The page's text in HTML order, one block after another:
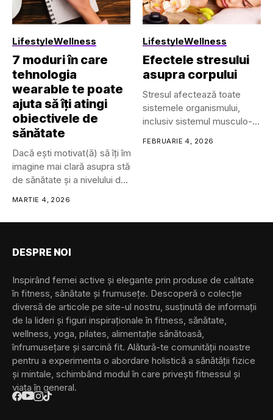
de experiența în natură,
pot...
LifestyleWellness
7 moduri în care
tehnologia
wearable te poate
ajuta să îți atingi
obiectivele de
sănătate
Dacă ești motivat(ă) să îți îmbunătățești sănătatea,
imagine mai clară asupra stării tale
de sănătate și a nivelului de
Trackerele de sănătate și fitness
pot avea mai multe forme, inclusiv:
on)
contact inteligente
• Căști/headset-uri...
MARTIE 4, 2026
LifestyleWellness
Efectele stresului
asupra corpului
Stresul afectează toate
sistemele organismului,
inclusiv sistemul musculo-
cardiovascular, endocrin,
FEBRUARIE 4, 2026
DESPRE NOI
Inspirând femei active și elegante prin produse de calitate
în fitness, sănătate și frumusețe. Descoperă o colecție
diversă de articole pe site-ul nostru, susținută de informații
de la lideri și figuri inspiraționale în fitness, sănătate,
wellness, yoga, pilates, alimentație sănătoasă,
înfrumusețare și sarcină fit. Alătură-te comunității noastre
pentru a experimenta o abordare holistică a sănătății fizice
și mintale, schimbând modul în care privești fitnessul și
viața în general.